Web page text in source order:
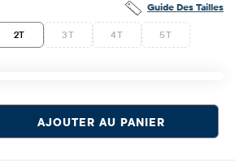
Guide Des Tailles
2T 3T 4T 5T
AJOUTER AU PANIER